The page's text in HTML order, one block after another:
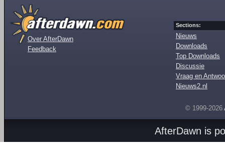
Over AfterDawn
Feedback
Sections:
Nieuws
Downloads
Top Downloads
Discussie
Vraag en
Nieuws2.nl
© 1999-2026
AfterDawn is